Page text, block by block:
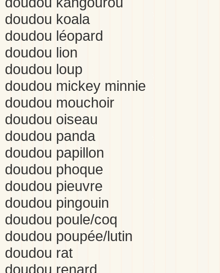
doudou koala
doudou léopard
doudou lion
doudou loup
doudou mickey minnie
doudou mouchoir
doudou oiseau
doudou panda
doudou papillon
doudou phoque
doudou pieuvre
doudou pingouin
doudou poule/coq
doudou poupée/lutin
doudou rat
doudou renard